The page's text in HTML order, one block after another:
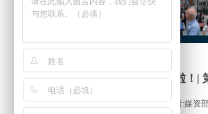
成绩单来啦！|
来源:世界金控 | 作者:媒资